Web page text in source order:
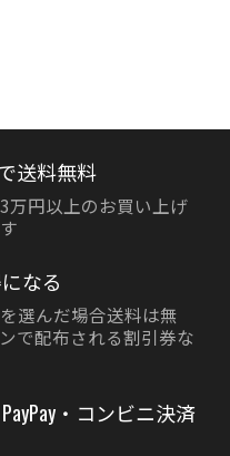
送料無料
万円以上のお買い上げ
なる
選んだ場合送料は無
で配布される割引券な
・コンビニ決済